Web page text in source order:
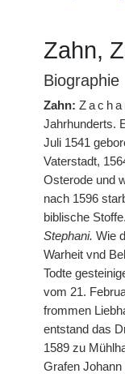
Zahn,
Biographie
Zahn:
Jahrhunderts.
Juli 1541
Vaterstadt,
Osterode und
nach 1596
biblische
Stephani. Wie
Warheit vnd
Todte
vom 21.
frommen
entstand das
1589 zu
Grafen